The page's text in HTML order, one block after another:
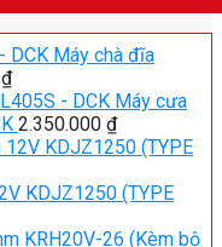
Máy chà đĩa
₫
Máy cưa
2.350.000 ₫
KDJZ1250 (TYPE